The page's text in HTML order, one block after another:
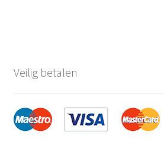
Veilig betalen